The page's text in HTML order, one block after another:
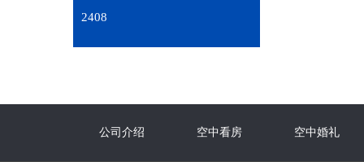
2408
公司介绍 空中看房 空中婚礼